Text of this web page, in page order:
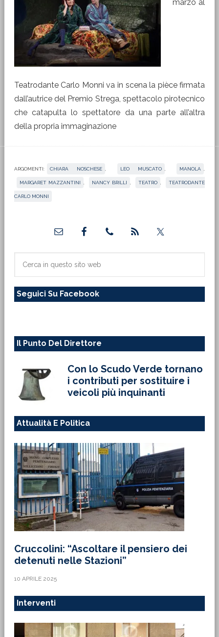
marzo al
Teatrodante Carlo Monni va in scena la pièce firmata
dall’autrice del Premio Strega, spettacolo pirotecnico
che catapulta lo spettatore da una parte all’altra
della propria immaginazione
ARGOMENTI: CHIARA NOSCHESE LEO MUSCATO MANOLA
MARGARET MAZZANTINI NANCY BRILLI TEATRO TEATRODANTE
CARLO MONNI
primaria
sito
Seguici Su Facebook
Il Punto Del Direttore
Con lo Scudo Verde tornano
i contributi per sostituire i
veicoli più inquinanti
Attualità E Politica
Cruccolini: “Ascoltare il pensiero dei
detenuti nelle Stazioni”
10 APRILE 2025
Interventi